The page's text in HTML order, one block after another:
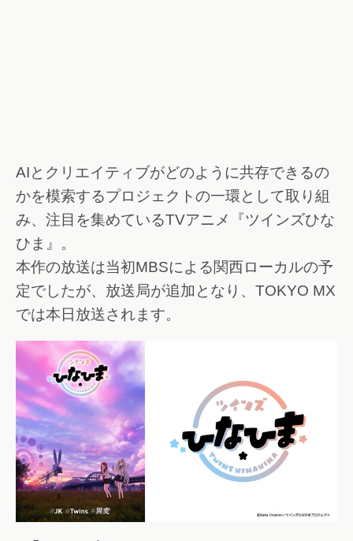
AIとクリエイティブがどのように共存できるの
かを模索するプロジェクトの一環として取り組
み、注目を集めているTVアニメ『ツインズひな
ひま』。
本作の放送は当初MBSによる関西ローカルの予
定でしたが、放送局が追加となり、TOKYO MX
では本日放送されます。